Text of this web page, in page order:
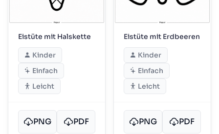
Eistüte mit Halskette
Kinder
Einfach
Leicht
PNG PDF
Eistüte mit Erdbeeren
Kinder
Einfach
Leicht
PNG PDF